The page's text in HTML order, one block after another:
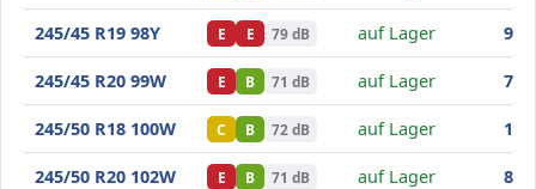
Goodride SA37
245/45 R19 98Y E E 79 dB auf Lager 96
Goodride SA37
245/45 R20 99W E B 71 dB auf Lager 75
Goodride SA37
245/50 R18 100W C B 72 dB auf Lager 134
Goodride SA37
245/50 R20 102W E B 71 dB auf Lager 86